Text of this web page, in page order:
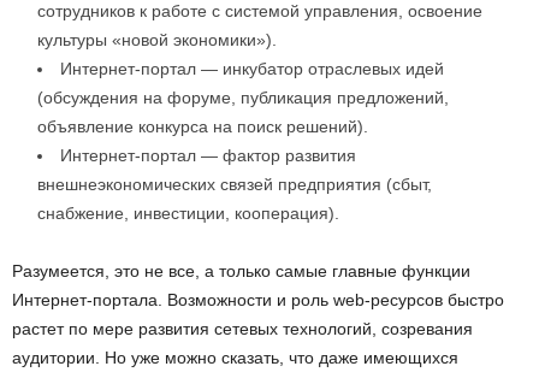
сотрудников к работе с системой управления, освоение
культуры «новой экономики»).
Интернет-портал — инкубатор отраслевых идей
(обсуждения на форуме, публикация предложений,
объявление конкурса на поиск решений).
Интернет-портал — фактор развития
внешнеэкономических связей предприятия (сбыт,
снабжение, инвестиции, кооперация).
Разумеется, это не все, а только самые главные функции
Интернет-портала. Возможности и роль web-ресурсов быстро
растет по мере развития сетевых технологий, созревания
аудитории. Но уже можно сказать, что даже имеющихся